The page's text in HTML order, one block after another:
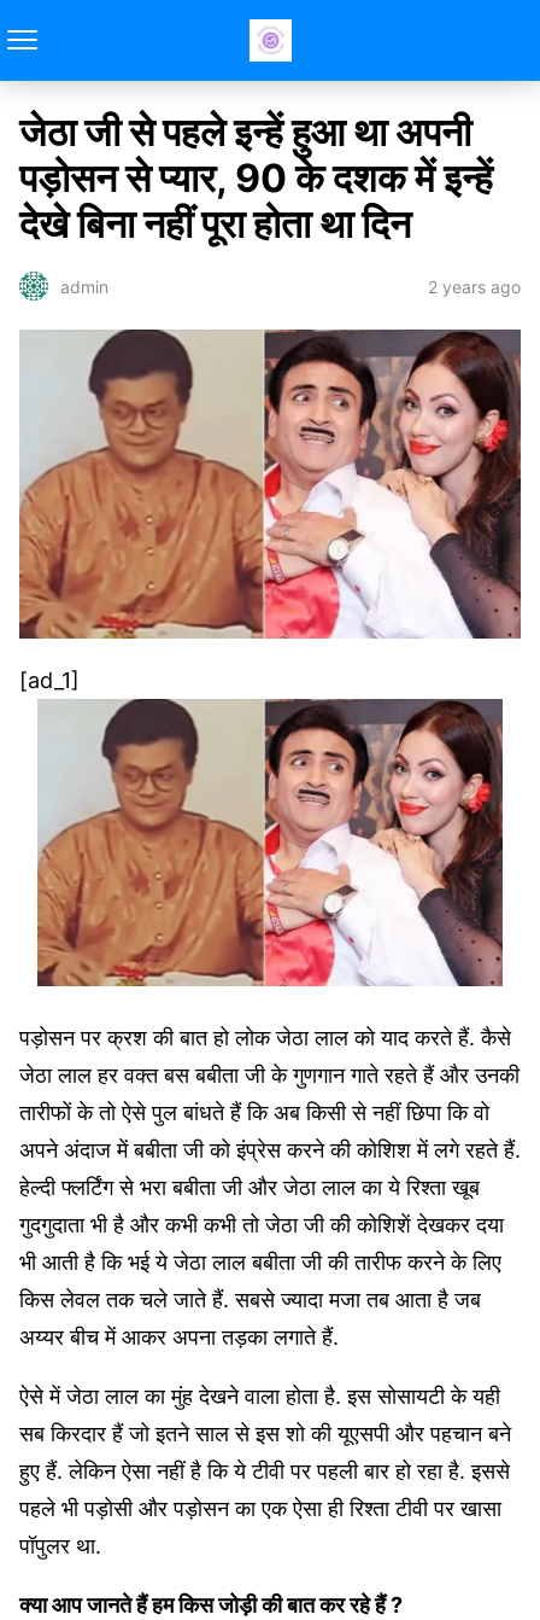
जेठा जी से पहले इन्हें हुआ था अपनी
पड़ोसन से प्यार, 90 के दशक में इन्हें
देखे बिना नहीं पूरा होता था दिन
admin 2 years ago
[ad_1]
पड़ोसन पर क्रश की बात हो लोक जेठा लाल को याद करते हैं. कैसे
जेठा लाल हर वक्त बस बबीता जी के गुणगान गाते रहते हैं और उनकी
तारीफों के तो ऐसे पुल बांधते हैं कि अब किसी से नहीं छिपा कि वो
अपने अंदाज में बबीता जी को इंप्रेस करने की कोशिश में लगे रहते हैं.
हेल्दी फ्लर्टिंग से भरा बबीता जी और जेठा लाल का ये रिश्ता खूब
गुदगुदाता भी है और कभी कभी तो जेठा जी की कोशिशें देखकर दया
भी आती है कि भई ये जेठा लाल बबीता जी की तारीफ करने के लिए
किस लेवल तक चले जाते हैं. सबसे ज्यादा मजा तब आता है जब
अय्यर बीच में आकर अपना तड़का लगाते हैं.
ऐसे में जेठा लाल का मुंह देखने वाला होता है. इस सोसायटी के यही
सब किरदार हैं जो इतने साल से इस शो की यूएसपी और पहचान बने
हुए हैं. लेकिन ऐसा नहीं है कि ये टीवी पर पहली बार हो रहा है. इससे
पहले भी पड़ोसी और पड़ोसन का एक ऐसा ही रिश्ता टीवी पर खासा
पॉपुलर था.
क्या आप जानते हैं हम किस जोड़ी की बात कर रहे हैं ?